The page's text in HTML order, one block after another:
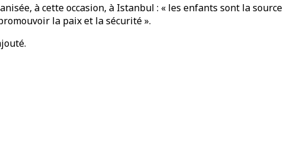
à cette occasion, à Istanbul : « les enfants sont la source
la paix et la sécurité ».